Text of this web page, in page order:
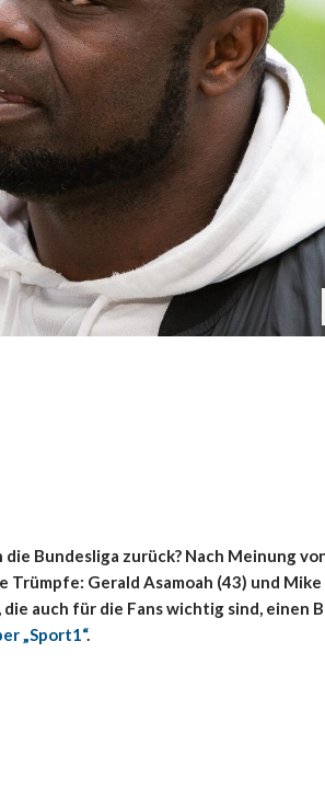
Bundesliga zurück? Nach Meinung
Gerald Asamoah (43) und Mike
auch für die Fans wichtig sind, einen
„Sport1“.